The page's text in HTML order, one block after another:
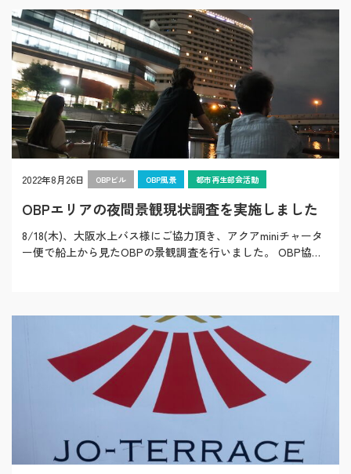
2022年8月26日 OBPビル OBP風景 都市再生部会活動
OBPエリアの夜間景観現状調査を実施しました
8/18(木)、大阪水上バス様にご協力頂き、アクアminiチャータ
ー便で船上から見たOBPの景観調査を行いました。 OBP協議